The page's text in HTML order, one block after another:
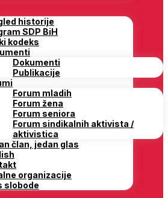
historije
SDP BiH
kodeks
Dokumenti
Publikacije
Forum mladih
Forum žena
Forum seniora
Forum sindikalnih aktivista /
aktivistica
član, jedan glas
organizacije
slobode